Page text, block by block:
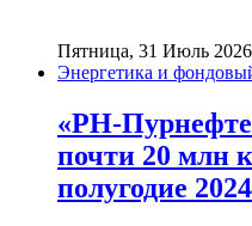
Пятница, 31 Июль
Энергетика и
«РН-
почти 20 млн
полугодие 2024